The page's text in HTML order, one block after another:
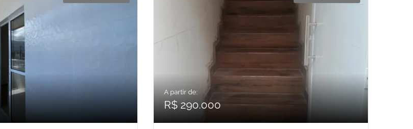
A partir de:
R$ 290.000